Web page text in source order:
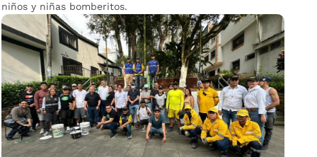
niños y niñas bomberitos.